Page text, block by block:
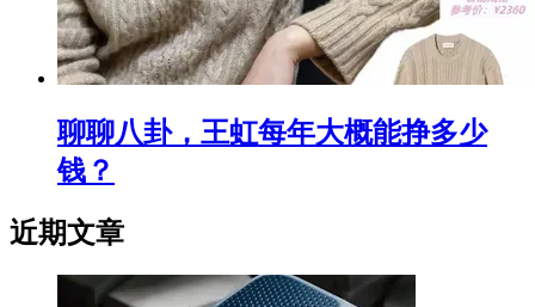
聊聊八卦，王虹每年大概能挣多少
钱？
近期文章